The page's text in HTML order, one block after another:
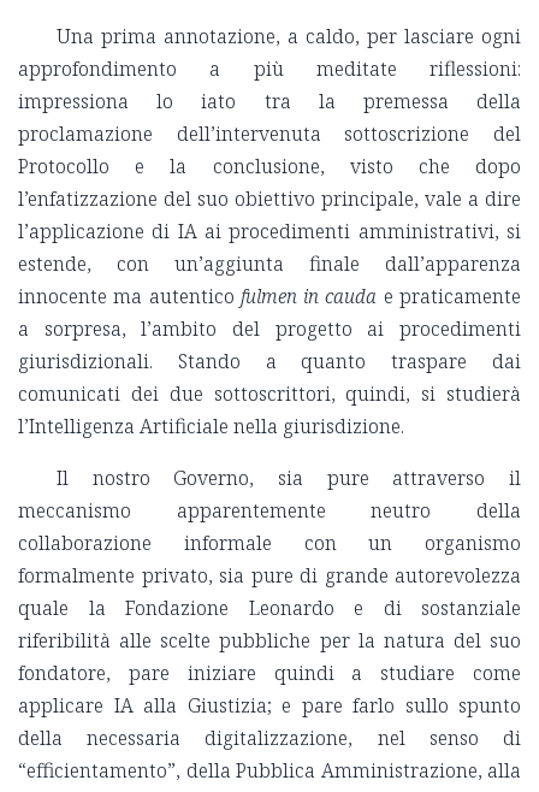
Una prima annotazione, a caldo, per lasciare ogni
approfondimento a più meditate riflessioni:
impressiona lo iato tra la premessa della
proclamazione dell’intervenuta sottoscrizione del
Protocollo e la conclusione, visto che dopo
l’enfatizzazione del suo obiettivo principale, vale a dire
l’applicazione di IA ai procedimenti amministrativi, si
estende, con un’aggiunta finale dall’apparenza
innocente ma autentico fulmen in cauda e praticamente
a sorpresa, l’ambito del progetto ai procedimenti
giurisdizionali. Stando a quanto traspare dai
comunicati dei due sottoscrittori, quindi, si studierà
l’Intelligenza Artificiale nella giurisdizione.
Il nostro Governo, sia pure attraverso il
meccanismo apparentemente neutro della
collaborazione informale con un organismo
formalmente privato, sia pure di grande autorevolezza
quale la Fondazione Leonardo e di sostanziale
riferibilità alle scelte pubbliche per la natura del suo
fondatore, pare iniziare quindi a studiare come
applicare IA alla Giustizia; e pare farlo sullo spunto
della necessaria digitalizzazione, nel senso di
“efficientamento”, della Pubblica Amministrazione, alla